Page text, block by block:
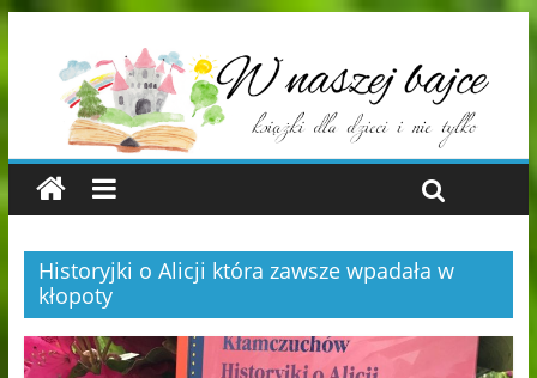
Historyjki o Alicji która zawsze wpadała w
kłopoty